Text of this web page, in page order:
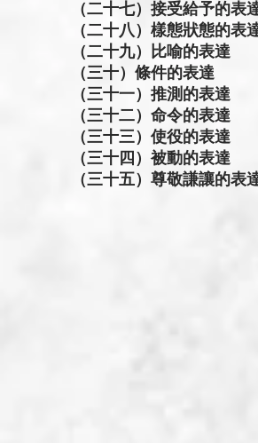
（二十七）接受給予的表
（二十八）樣態狀態的表
（二十九）比喻的表達
（三十）條件的表達
（三十一）推測的表達
（三十二）命令的表達
（三十三）使役的表達
（三十四）被動的表達
（三十五）尊敬謙讓的表